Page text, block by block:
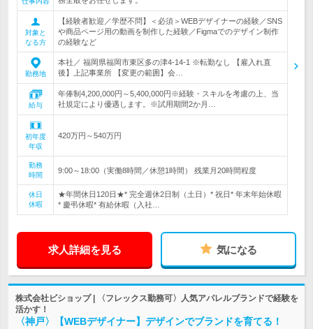
対象と
なる方
【経験者歓迎／学歴不問】＜必須＞WEBデザイナーの経験／SNS
や商品ページ用の動画を制作した経験／Figmaでのデザイン制作
の経験など
勤務地
本社／ 福岡県福岡市東区多の津4-14-1 ※転勤なし 【雇入れ直
後】上記事業所 【変更の範囲】会…
給与
年俸制4,200,000円～5,400,000円※経験・スキルを考慮の上、当
社規定により優遇します。※試用期間2か月…
初年度
年収
420万円～540万円
勤務
時間
9:00～18:00（実働8時間／休憩1時間） 残業月20時間程度
休日
休暇
★年間休日120日★* 完全週休2日制（土日）* 祝日* 年末年始休暇
* 慶弔休暇* 有給休暇（入社…
求人詳細を見る 気になる
株式会社ビショップ | 〈フレックス勤務可〉人気アパレルブランドで経験を
活かす！
〈神戸〉【WEBデザイナー】デザインでブランドを育てる！